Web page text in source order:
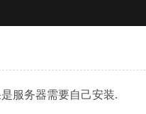
服务器需要自己安装.